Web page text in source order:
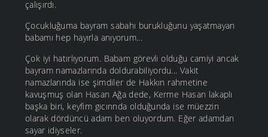
çalışırdı.
Çocukluğuma bayram sabahı burukluğunu yaşatmayan
babamı hep hayırla anıyorum...
Çok iyi hatırlıyorum. Babam görevli olduğu camiyi ancak
bayram namazlarında doldurabiliyordu... Vakit
namazlarında ise şimdiler de Hakkın rahmetine
kavuşmuş olan Hasan Ağa dede, Kerme Hasan lakaplı
başka biri, keyfim gıcırında olduğunda ise müezzin
olarak dördüncü adam ben oluyordum. Eğer adamdan
sayar idiyseler.